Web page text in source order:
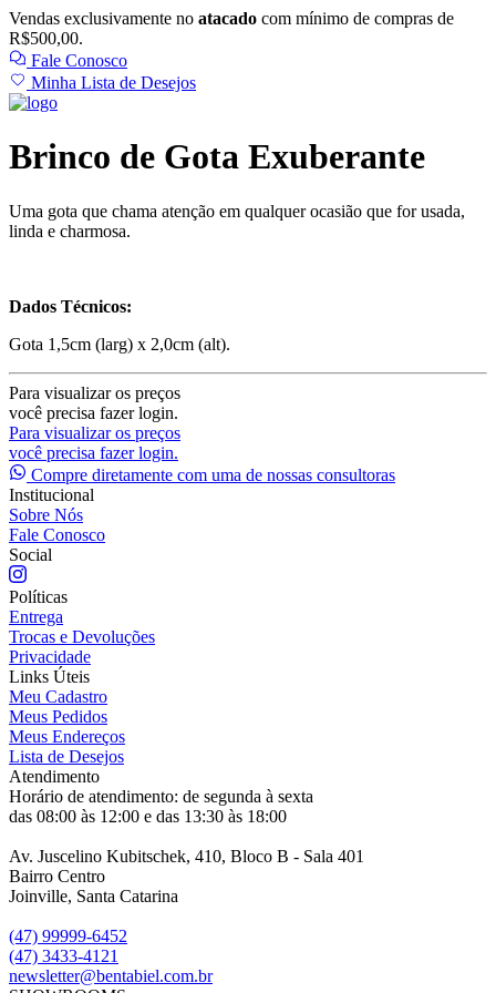
Vendas exclusivamente no atacado com mínimo de compras de
R$500,00.
Fale Conosco
Minha Lista de Desejos
Brinco de Gota Exuberante
Uma gota que chama atenção em qualquer ocasião que for usada,
linda e charmosa.
Dados Técnicos:
Gota 1,5cm (larg) x 2,0cm (alt).
Para visualizar os preços
você precisa fazer login.
Para visualizar os preços
você precisa fazer login.
Compre diretamente com uma de nossas consultoras
Institucional
Sobre Nós
Fale Conosco
Social
Políticas
Entrega
Trocas e Devoluções
Privacidade
Links Úteis
Meu Cadastro
Meus Pedidos
Meus Endereços
Lista de Desejos
Atendimento
Horário de atendimento: de segunda à sexta
das 08:00 às 12:00 e das 13:30 às 18:00
Av. Juscelino Kubitschek, 410, Bloco B - Sala 401
Bairro Centro
Joinville, Santa Catarina
(47) 99999-6452
(47) 3433-4121
newsletter@bentabiel.com.br